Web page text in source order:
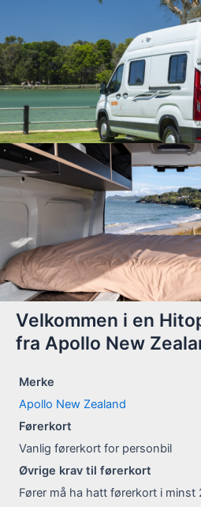
Velkommen i en
fra Apollo New
Merke
Apollo New Zealand
Førerkort
Vanlig førerkort for personbil
Øvrige krav til førerkort
Fører må ha hatt førerkort i minst